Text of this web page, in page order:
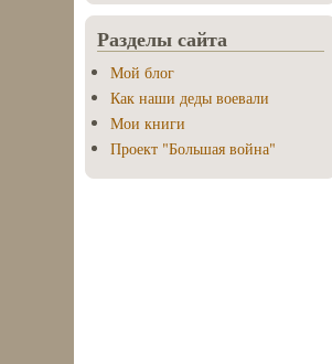
Разделы сайта
Мой блог
Как наши деды воевали
Мои книги
Проект "Большая война"